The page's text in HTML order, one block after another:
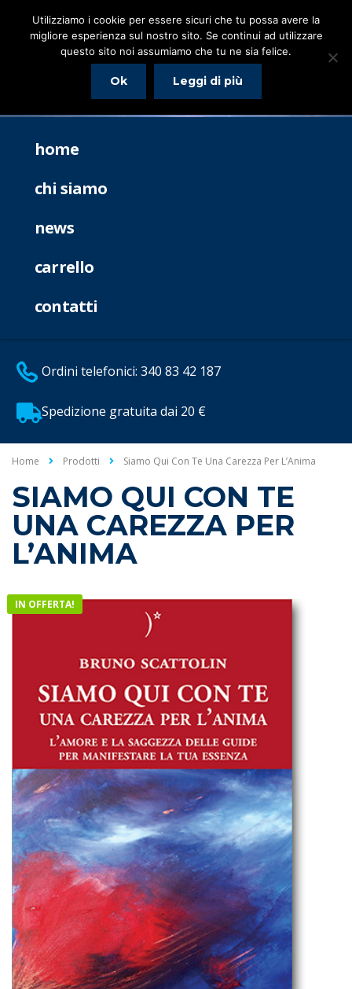
home
chi siamo
news
carrello
contatti
Ordini telefonici: 340 83 42 187
Spedizione gratuita dai 20 €
Home Prodotti Siamo Qui Con Te Una Carezza Per L’Anima
SIAMO QUI CON TE
UNA CAREZZA PER
L’ANIMA
IN OFFERTA!
Utilizziamo i cookie per essere sicuri che tu possa avere la
migliore esperienza sul nostro sito. Se continui ad utilizzare
questo sito noi assumiamo che tu ne sia felice.
Ok Leggi di più